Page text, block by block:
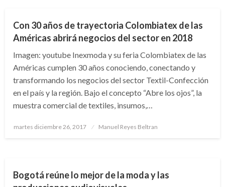
Con 30 años de trayectoria Colombiatex de las
Américas abrirá negocios del sector en 2018
Imagen: youtube Inexmoda y su feria Colombiatex de las
Américas cumplen 30 años conociendo, conectando y
transformando los negocios del sector Textil-Confección
en el país y la región. Bajo el concepto “Abre los ojos”, la
muestra comercial de textiles, insumos,…
Publicado
martes diciembre 26, 2017 Manuel Reyes Beltran
Bogotá reúne lo mejor de la moda y las